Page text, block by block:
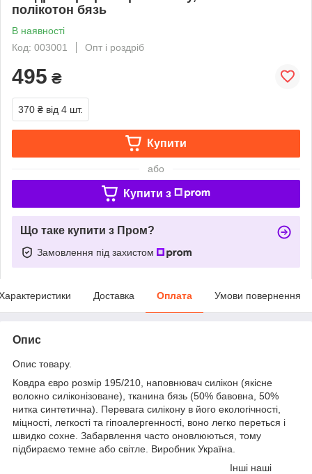
полікотон бязь
В наявності
Код: 003001
Опт і роздріб
495 ₴
370 ₴ від 4 шт.
Купити
або
Купити з
Що таке купити з Пром?
Замовлення під захистом
Доставка Оплата Умови повернення
Опис
Опис товару.
Ковдра євро розмір 195/210, наповнювач силікон (якісне
волокно силіконізоване), тканина бязь (50% бавовна, 50%
нитка синтетична). Перевага силікону в його екологічності,
міцності, легкості та гіпоалергенності, воно легко переться і
швидко сохне. Забарвлення часто оновлюються, тому
підбираємо темне або світле. Виробник Україна.
Інші наші